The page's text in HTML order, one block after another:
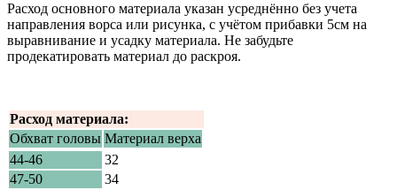
Расход основного материала указан усреднённо без учета
направления ворса или рисунка, с учётом прибавки 5см на
выравнивание и усадку материала. Не забудьте
продекатировать материал до раскроя.
Расход материала:
Обхват головы Материал верха
44-46
32
47-50
34